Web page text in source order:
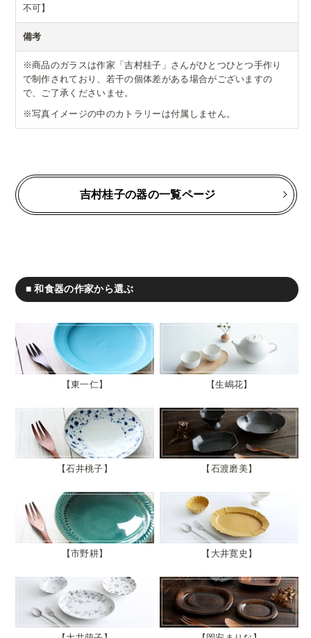
不可】
備考
※商品のガラスは作家「吉村桂子」さんがひとつひとつ手作り
で制作されており、若干の個体差がある場合がございますの
で、ご了承くださいませ。
※写真イメージの中のカトラリーは付属しません。
吉村桂子の器の一覧ページ
■ 和食器の作家から選ぶ
東一仁 生嶋花
石井桃子 石渡磨美
市野耕 大井寛史